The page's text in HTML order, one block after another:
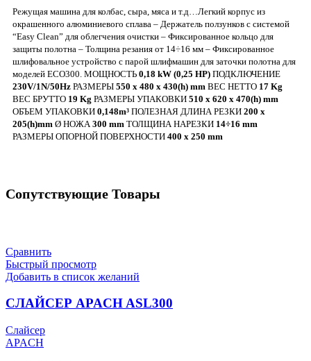
Режущая машина для колбас, сыра, мяса и т.д…Легкий корпус из
окрашенного алюминиевого сплава – Держатель ползунков с системой
“Easy Clean” для облегчения очистки – Фиксированное кольцо для
защиты полотна – Толщина резания от 14÷16 мм – Фиксированное
шлифовальное устройство с парой шлифмашин для заточки полотна для
моделей ECO300. МОЩНОСТЬ 0,18 kW (0,25 HP) ПОДКЛЮЧЕНИЕ
230V/1N/50Hz РАЗМЕРЫ 550 x 480 x 430(h) mm ВЕС НЕТТО 17 Kg
ВЕС БРУТТО 19 Kg РАЗМЕРЫ УПАКОВКИ 510 x 620 x 470(h) mm
ОБЪЕМ УПАКОВКИ 0,148m³ ПОЛЕЗНАЯ ДЛИНА РЕЗКИ 200 x
205(h)mm Ø НОЖА300 mm ТОЛЩИНА НАРЕЗКИ 14÷16 mm
РАЗМЕРЫ ОПОРНОЙ ПОВЕРХНОСТИ 400 x 250 mm
Сопутствующие Товары
Сравнить
Быстрый просмотр
Добавить в список желаний
СЛАЙСЕР APACH ASL300
Слайсер
APACH